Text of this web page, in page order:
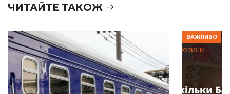
ЧИТАЙТЕ ТАКОЖ
ВАЖЛИВО